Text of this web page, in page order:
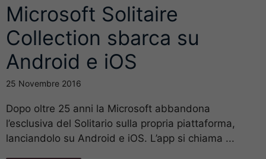
Microsoft Solitaire
Collection sbarca su
Android e iOS
25 Novembre 2016
Dopo oltre 25 anni la Microsoft abbandona
l’esclusiva del Solitario sulla propria piattaforma,
lanciandolo su Android e iOS. L’app si chiama ...